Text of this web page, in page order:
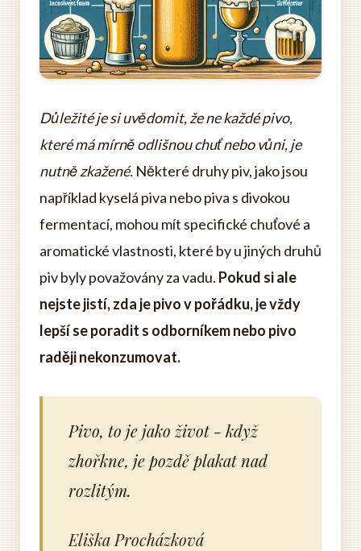
Důležité je si uvědomit, že ne každé pivo,
které má mírně odlišnou chuť nebo vůni, je
nutně zkažené. Některé druhy piv, jako jsou
například kyselá piva nebo piva s divokou
fermentací, mohou mít specifické chuťové a
aromatické vlastnosti, které by u jiných druhů
piv byly považovány za vadu. Pokud si ale
nejste jistí, zda je pivo v pořádku, je vždy
lepší se poradit s odborníkem nebo pivo
raději nekonzumovat.
Pivo, to je jako život - když
zhořkne, je pozdě plakat nad
rozlitým.
Eliška Procházková